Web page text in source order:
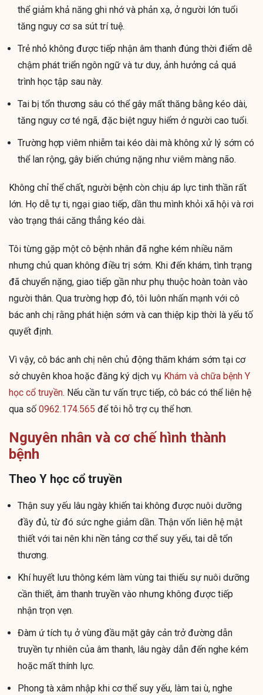
thể giảm khả năng ghi nhớ và phản xạ, ở người lớn tuổi
tăng nguy cơ sa sút trí tuệ.
Trẻ nhỏ không được tiếp nhận âm thanh đúng thời điểm dễ
chậm phát triển ngôn ngữ và tư duy, ảnh hưởng cả quá
trình học tập sau này.
Tai bị tổn thương sâu có thể gây mất thăng bằng kéo dài,
tăng nguy cơ té ngã, đặc biệt nguy hiểm ở người cao tuổi.
Trường hợp viêm nhiễm tai kéo dài mà không xử lý sớm có
thể lan rộng, gây biến chứng nặng như viêm màng não.
Không chỉ thể chất, người bệnh còn chịu áp lực tinh thần rất
lớn. Họ dễ tự ti, ngại giao tiếp, dần thu mình khỏi xã hội và rơi
vào trạng thái căng thẳng kéo dài.
Tôi từng gặp một cô bệnh nhân đã nghe kém nhiều năm
nhưng chủ quan không điều trị sớm. Khi đến khám, tình trạng
đã chuyển nặng, giao tiếp gần như phụ thuộc hoàn toàn vào
người thân. Qua trường hợp đó, tôi luôn nhấn mạnh với cô
bác anh chị rằng phát hiện sớm và can thiệp kịp thời là yếu tố
quyết định.
Vì vậy, cô bác anh chị nên chủ động thăm khám sớm tại cơ
sở chuyên khoa hoặc đăng ký dịch vụ Khám và chữa bệnh Y
học cổ truyền. Nếu cần tư vấn trực tiếp, cô bác có thể liên hệ
qua số 0962.174.565 để tôi hỗ trợ cụ thể hơn.
Nguyên nhân và cơ chế hình thành
bệnh
Theo Y học cổ truyền
Thận suy yếu lâu ngày khiến tai không được nuôi dưỡng
đầy đủ, từ đó sức nghe giảm dần. Thận vốn liên hệ mật
thiết với tai nên khi nền tảng cơ thể suy yếu, tai dễ tổn
thương.
Khí huyết lưu thông kém làm vùng tai thiếu sự nuôi dưỡng
cần thiết, âm thanh truyền vào nhưng không được tiếp
nhận trọn vẹn.
Đàm ứ tích tụ ở vùng đầu mặt gây cản trở đường dẫn
truyền tự nhiên của âm thanh, lâu ngày dẫn đến nghe kém
hoặc mất thính lực.
Phong tà xâm nhập khi cơ thể suy yếu, làm tai ù, nghe